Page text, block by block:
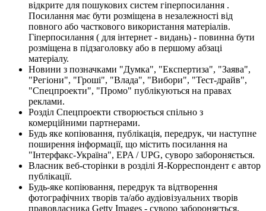
відкрите для пошукових систем гіперпосилання .
Посилання має бути розміщена в незалежності від
повного або часткового використання матеріалів.
Гіперпосилання ( для інтернет - видань) - повинна бути
розміщена в підзаголовку або в першому абзаці
матеріалу.
Новини з позначками "Думка", "Експертиза", "Заява",
"Регіони", "Гроші", "Влада", "Вибори", "Тест-драйв",
"Спецпроекти", "Промо" публікуються на правах
реклами.
Розділ Спецпроекти створюється спільно з
комерційними партнерами.
Будь яке копіювання, публікація, передрук, чи наступне
поширення інформації, що містить посилання на
"Інтерфакс-Україна", EPA / UPG, суворо забороняється.
Власник веб-сторінки в розділі Я-Корреспондент є автор
публікації.
Будь-яке копіювання, передрук та відтворення
фотографічних творів та/або аудіовізуальних творів
правовласника Getty Images - суворо забороняється.